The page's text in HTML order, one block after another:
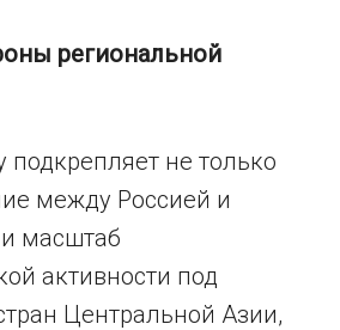
региональной
не только
между Россией и
масштаб
активности под
Центральной Азии,